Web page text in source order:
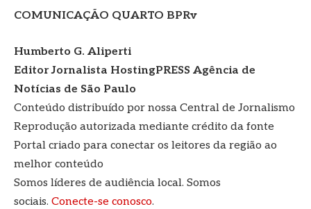
COMUNICAÇÃO QUARTO BPRv
Humberto G. Aliperti
Editor Jornalista HostingPRESS Agência de
Notícias de São Paulo
Conteúdo distribuído por nossa Central de Jornalismo
Reprodução autorizada mediante crédito da fonte
Portal criado para conectar os leitores da região ao
melhor conteúdo
Somos líderes de audiência local. Somos
sociais. Conecte-se conosco.